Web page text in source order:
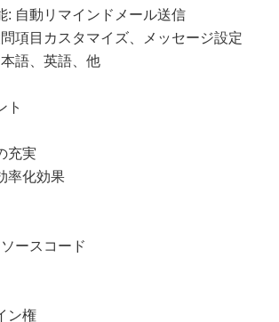
: 自動リマインドメール送信
項目カスタマイズ、メッセージ設定
語、英語、他
ト
充実
率化効果
ースコード
ン権